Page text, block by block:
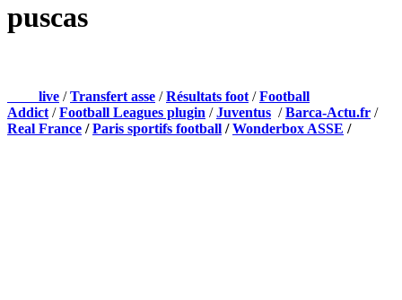
puscas
live /Transfert asse /Résultats foot /Football
Addict /Football Leagues plugin /Juventus /Barca-Actu.fr /
Real France /Paris sportifs football /Wonderbox ASSE /